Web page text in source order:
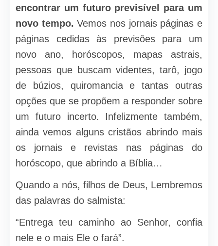
encontrar um futuro previsível para um
novo tempo. Vemos nos jornais páginas e
páginas cedidas às previsões para um
novo ano, horóscopos, mapas astrais,
pessoas que buscam videntes, tarô, jogo
de búzios, quiromancia e tantas outras
opções que se propõem a responder sobre
um futuro incerto. Infelizmente também,
ainda vemos alguns cristãos abrindo mais
os jornais e revistas nas páginas do
horóscopo, que abrindo a Bíblia…
Quando a nós, filhos de Deus, Lembremos
das palavras do salmista:
“Entrega teu caminho ao Senhor, confia
nele e o mais Ele o fará”.